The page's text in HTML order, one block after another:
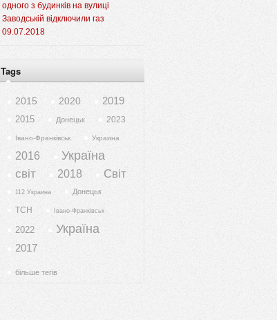
одного з будинків на вулиці
Заводській відключили газ
09.07.2018
Tags
2015 2020 2019
2015 Донецьк 2023
Івано-Франківськ Украина
2016 Україна
світ 2018 Світ
112 Украина Донецьк
ТСН Івано-Франківськ
2022 Україна
2017
більше тегів